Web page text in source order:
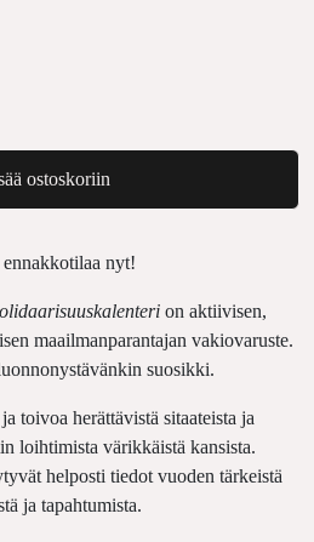
ostoskoriin
nyt!
on aktiivisen,
maailmanparantajan vakiovaruste.
suosikki.
toivoa herättävistä sitaateista ja
loihtimista värikkäistä kansista.
helposti tiedot vuoden tärkeistä
ja tapahtumista.